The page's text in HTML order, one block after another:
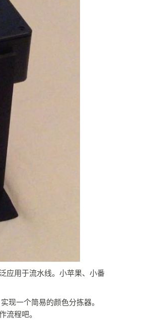
应用于流水线。小苹果、小番
现一个简易的颜色分拣器。
程吧。